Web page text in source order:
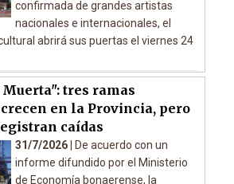
confirmada de grandes artistas
nacionales e internacionales, el
abrirá sus puertas el viernes 24
Muerta": tres ramas
en la Provincia, pero
caídas
31/7/2026 |
De acuerdo con un
informe difundido por el Ministerio
de Economía bonaerense, la